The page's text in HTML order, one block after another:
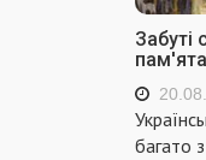
Забуті
багато